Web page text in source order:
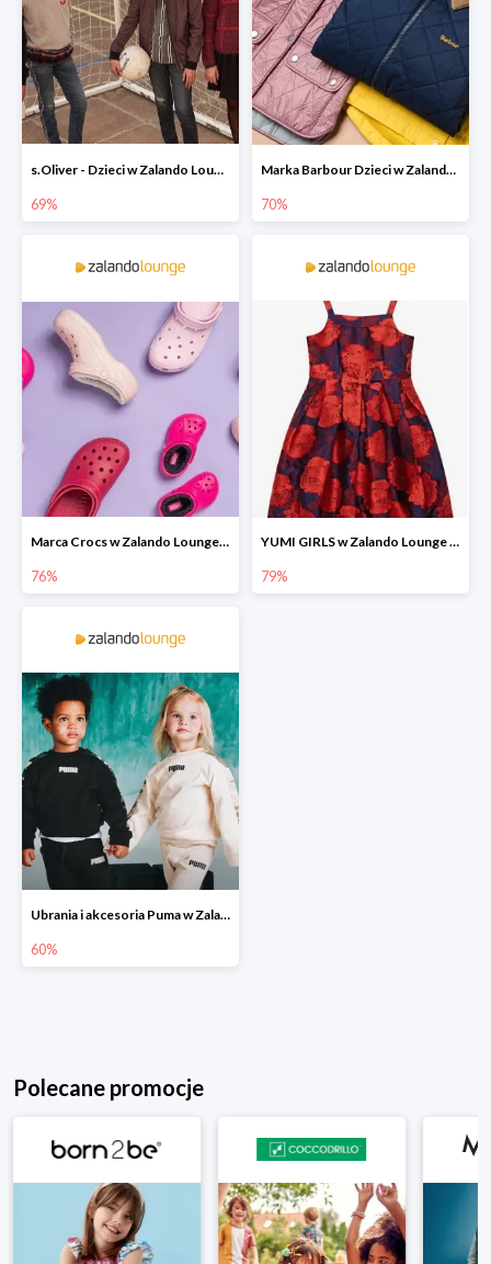
s.Oliver - Dzieci w Zalando Lounge do -77%
69%
Marka Barbour Dzieci w Zalando Lounge do -70%
70%
Marca Crocs w Zalando Lounge do -76%
76%
YUMI GIRLS w Zalando Lounge do -79%
79%
Ubrania i akcesoria Puma w Zalando Lounge do -60%
60%
Polecane promocje